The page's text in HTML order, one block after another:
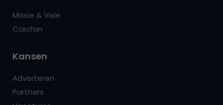
Missie & Visie
Colofon
Kansen
Adverteren
Partners